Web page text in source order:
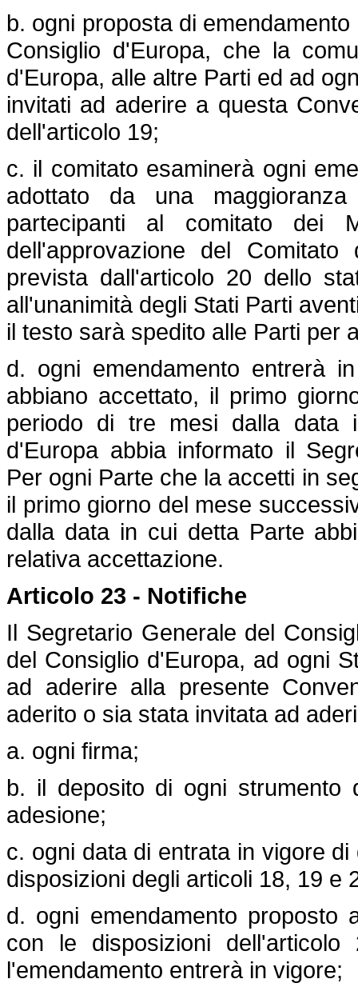
b. ogni proposta di
Consiglio d'Europa, che la
d'Europa, alle altre Parti ed ad
invitati ad aderire a questa
dell'articolo 19;
c. il comitato esaminerà ogni
adottato da una
partecipanti al comitato dei
dell'approvazione del
prevista dall'articolo 20 dello
all'unanimità degli Stati Parti
il testo sarà spedito alle Parti per
d. ogni emendamento entrerà
abbiano accettato, il primo
periodo di tre mesi dalla data
d'Europa abbia informato il
Per ogni Parte che la accetti in
il primo giorno del mese
dalla data in cui detta Parte
relativa accettazione.
Articolo 23 - Notifiche
Il Segretario Generale del
del Consiglio d'Europa, ad ogni
ad aderire alla presente
aderito o sia stata invitata ad
a. ogni firma;
b. il deposito di ogni strumento
adesione;
c. ogni data di entrata in vigore
disposizioni degli articoli 18, 19 e
d. ogni emendamento proposto
con le disposizioni
l'emendamento entrerà in vigore;